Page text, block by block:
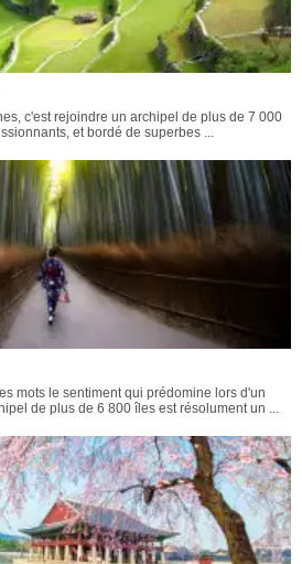
c'est rejoindre un archipel de plus de 7 000
et bordé de superbes ...
mots le sentiment qui prédomine lors d'un
de plus de 6 800 îles est résolument un ...